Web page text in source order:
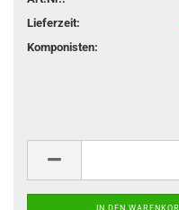
Lieferzeit:
Komponisten: